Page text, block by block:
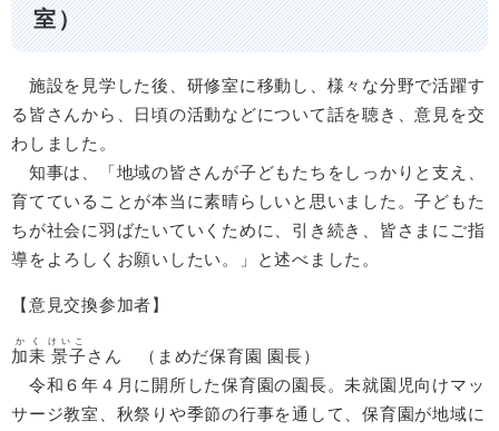
室）
施設を見学した後、研修室に移動し、様々な分野で活躍す
る皆さんから、日頃の活動などについて話を聴き、意見を交
わしました。
知事は、「地域の皆さんが子どもたちをしっかりと支え、
育てていることが本当に素晴らしいと思いました。子どもた
ちが社会に羽ばたいていくために、引き続き、皆さまにご指
導をよろしくお願いしたい。」と述べました。
【意見交換参加者】
加耒
かく
景子
けいこ
さん （まめだ保育園 園長）
令和６年４月に開所した保育園の園長。未就園児向けマッ
サージ教室、秋祭りや季節の行事を通して、保育園が地域に